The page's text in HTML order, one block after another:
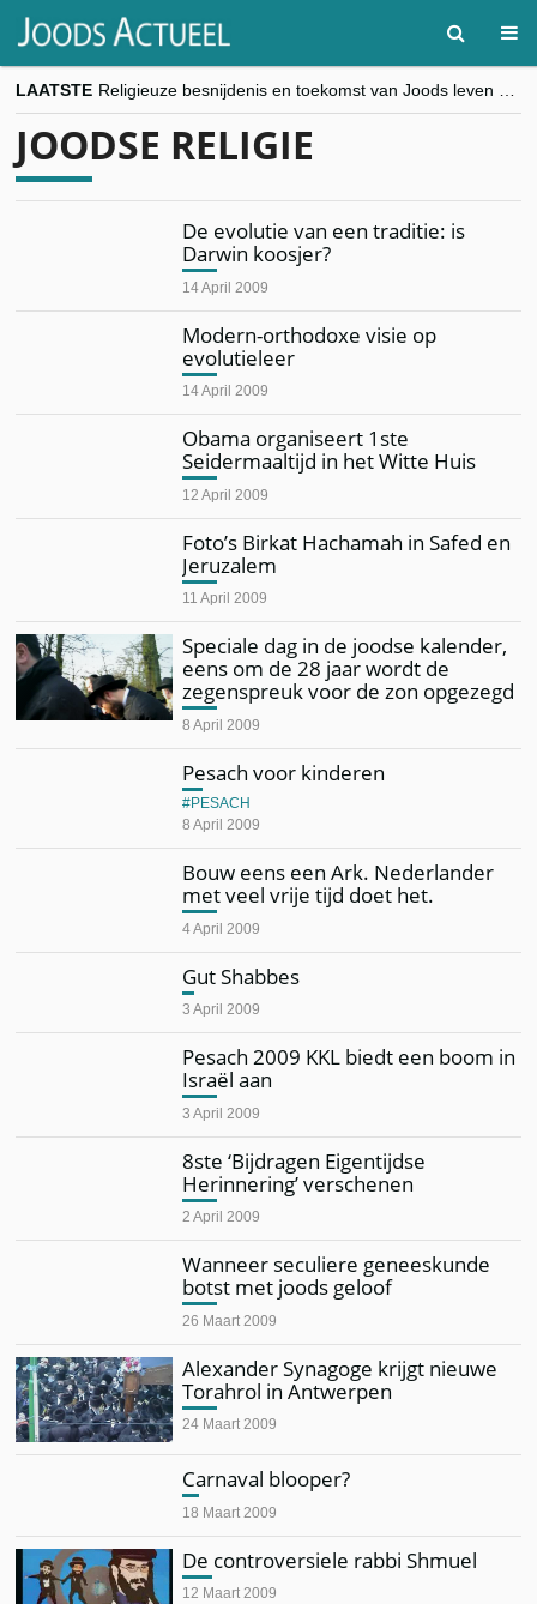
LAATSTE
“Besnijdenisdebat toont hoe moeilijk seculiere Westen minderheden begrijpt”, Jinnih Beels (Vooruit)
JOODSE RELIGIE
De evolutie van een traditie: is
Darwin koosjer?
14 April 2009
Modern-orthodoxe visie op
evolutieleer
14 April 2009
Obama organiseert 1ste
Seidermaaltijd in het Witte Huis
12 April 2009
Foto’s Birkat Hachamah in Safed en
Jeruzalem
11 April 2009
Speciale dag in de joodse kalender,
eens om de 28 jaar wordt de
zegenspreuk voor de zon opgezegd
8 April 2009
Pesach voor kinderen
8 April 2009
PESACH
Bouw eens een Ark. Nederlander
met veel vrije tijd doet het.
4 April 2009
Gut Shabbes
3 April 2009
Pesach 2009 KKL biedt een boom in
Israël aan
3 April 2009
8ste ‘Bijdragen Eigentijdse
Herinnering’ verschenen
2 April 2009
Wanneer seculiere geneeskunde
botst met joods geloof
26 Maart 2009
Alexander Synagoge krijgt nieuwe
Torahrol in Antwerpen
24 Maart 2009
Carnaval blooper?
18 Maart 2009
De controversiele rabbi Shmuel
12 Maart 2009